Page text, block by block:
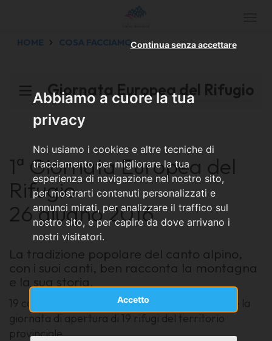
Abbiamo a cuore la tua
privacy
Noi usiamo i cookies e altre tecniche di
tracciamento per migliorare la tua
esperienza di navigazione nel nostro sito,
per mostrarti contenuti personalizzati e
annunci mirati, per analizzare il traffico sul
nostro sito, e per capire da dove arrivano i
nostri visitatori.
Accetto
Continua senza accettare
HOME COSA FACCIAMO
Giornata Europea del Rifugio
1ª Giornata Europea del
Rifugio
26 giugno 2016
La tradizione popolare del canto alpino,
con i suoi canti, ben racconta la montagna
e la sua storia.
19 concerti di cori popolari trentini per animare la
giornata di apertura di 19 rifugi del territorio
provinciale.